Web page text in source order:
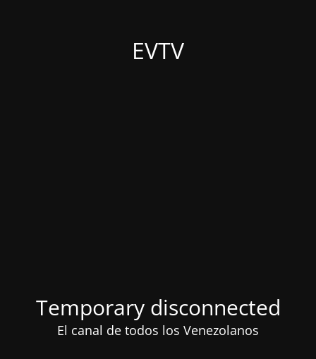
EVTV
Temporary disconnected
El canal de todos los Venezolanos